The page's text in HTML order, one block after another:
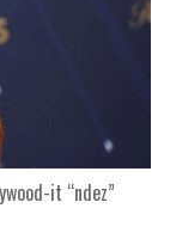
it “ndez”